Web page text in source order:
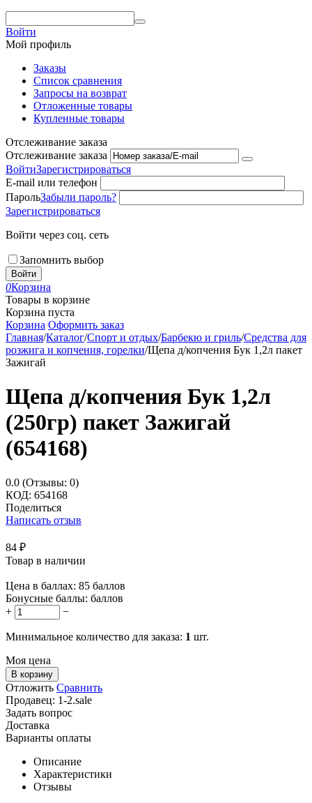
Войти
Мой профиль
Заказы
Список сравнения
Запросы на возврат
Отложенные товары
Купленные товары
Отслеживание заказа
Отслеживание заказа
ВойтиЗарегистрироваться
E-mail или телефон
ПарольЗабыли пароль?
Зарегистрироваться
Войти через соц. сеть
Запомнить выбор
Войти
0Корзина
Товары в корзине
Корзина пуста
Корзина Оформить заказ
Главная/Каталог/Спорт и отдых/Барбекю и гриль/Средства для
розжига и копчения, горелки/Щепа д/копчения Бук 1,2л пакет
Зажигай
Щепа д/копчения Бук 1,2л
(250гр) пакет Зажигай
(654168)
0.0 (Отзывы: 0)
КОД: 654168
Поделиться
Написать отзыв
84 ₽
Товар в наличии
Цена в баллах: 85 баллов
Бонусные баллы: баллов
+
−
Минимальное количество для заказа: 1 шт.
Моя цена
В корзину
Отложить Сравнить
Продавец: 1-2.sale
Задать вопрос
Доставка
Варианты оплаты
Описание
Характеристики
Отзывы